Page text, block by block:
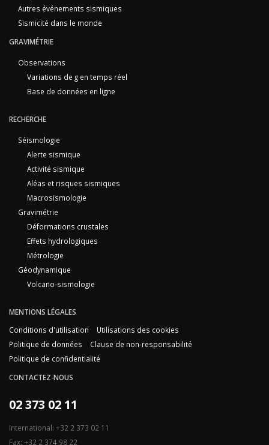
Autres événements sismiques
Sismicité dans le monde
GRAVIMÉTRIE
Observations
Variations de g en temps réel
Base de données en ligne
RECHERCHE
Séismologie
Alerte sismique
Activité sismique
Aléas et risques sismiques
Macrosismologie
Gravimétrie
Déformations crustales
Effets hydrologiques
Métrologie
Géodynamique
Volcano-sismologie
MENTIONS LÉGALES
Conditions d'utilisation
Utilisations des cookies
Politique de données
Clause de non-responsabilité
Politique de confidentialité
CONTACTEZ-NOUS
02 373 02 11
International: +32 2 373 02 11
Fax: +32 2 374 98 22